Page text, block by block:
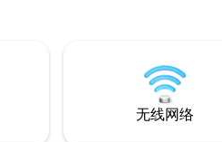
无线网络